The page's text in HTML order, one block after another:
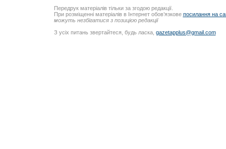
Передрук матеріалів тільки за згодою редакції.
При розміщенні матеріалів в Інтернет обов’язкове посилання на
можуть незбігатися з позицією редакції
З усіх питань звертайтеся, будь ласка, gazetapplus@gmail.com